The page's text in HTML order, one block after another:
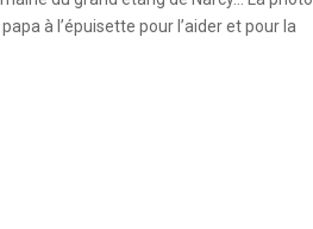
à l’épuisette pour l’aider et pour la